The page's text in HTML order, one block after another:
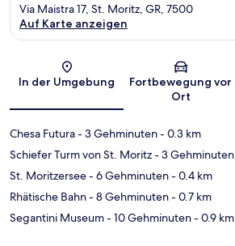
Karte
Via Maistra 17, St. Moritz, GR, 7500
Auf Karte anzeigen
In der Umgebung
Fortbewegung vor
Ort
Chesa Futura- 3 Gehminuten- 0.3 km
Schiefer Turm von St. Moritz- 3 Gehminuten
St. Moritzersee- 6 Gehminuten- 0.4 km
Rhätische Bahn- 8 Gehminuten- 0.7 km
Segantini Museum- 10 Gehminuten- 0.9 km